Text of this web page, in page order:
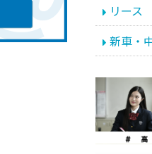
リース
新車・